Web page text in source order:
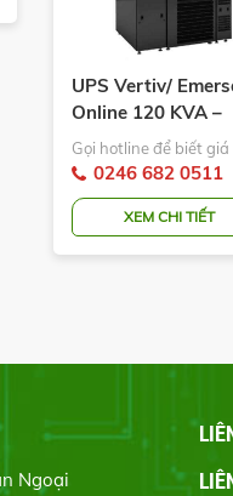
UPS Vertiv/
Online 120 KVA –
Model: Liebert EXM
120KVA
Gọi hotline để biết giá
0246 682 0511
XEM CHI TIẾT
Ngoại